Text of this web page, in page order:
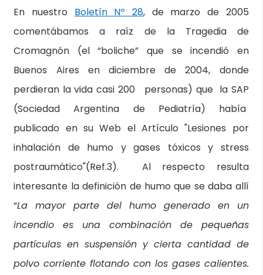
En nuestro Boletín Nº 28, de marzo de 2005
comentábamos a raíz de la Tragedia de
Cromagnón (el “boliche” que se incendió en
Buenos Aires en diciembre de 2004, donde
perdieran la vida casi 200 personas) que la SAP
(Sociedad Argentina de Pediatría) había
publicado en su Web el Artículo "Lesiones por
inhalación de humo y gases tóxicos y stress
postraumático"(Ref.3). Al respecto resulta
interesante la definición de humo que se daba allí
“La mayor parte del humo generado en un
incendio es una combinación de pequeñas
partículas en suspensión y cierta cantidad de
polvo corriente flotando con los gases calientes.